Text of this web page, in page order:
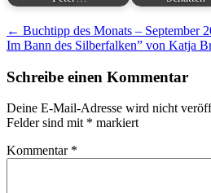
Beitragsnavigation
← Buchtipp des Monats – September
Im Bann des Silberfalken” von Katja
Schreibe einen Kommentar
Deine E-Mail-Adresse wird nicht
Felder sind mit * markiert
Kommentar *